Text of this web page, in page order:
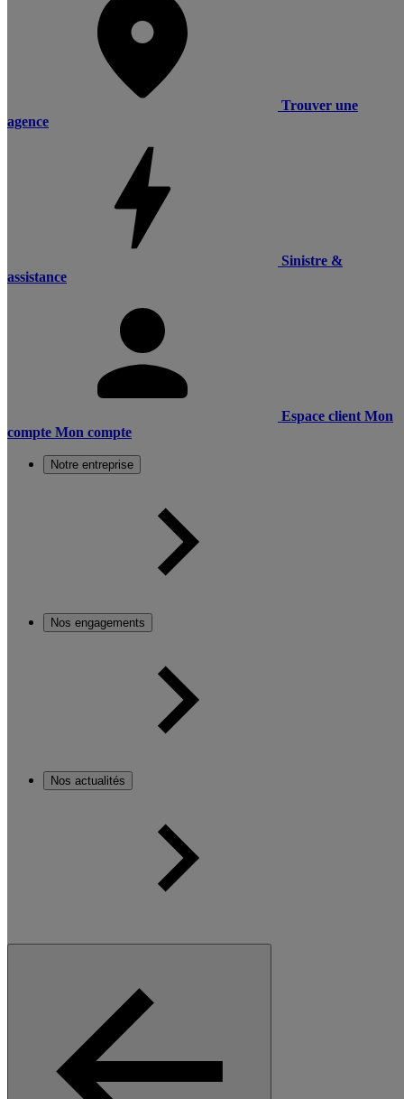
Trouver une
agence
Sinistre &
assistance
Espace client Mon
compte Mon compte
Notre entreprise
Nos engagements
Nos actualités